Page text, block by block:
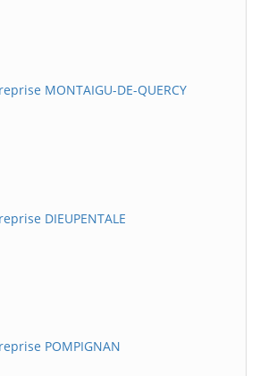
MONTAIGU-DE-QUERCY
DIEUPENTALE
POMPIGNAN